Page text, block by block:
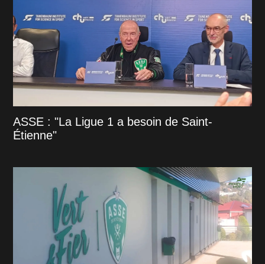
ASSE : "La Ligue 1 a besoin de Saint-
Étienne"